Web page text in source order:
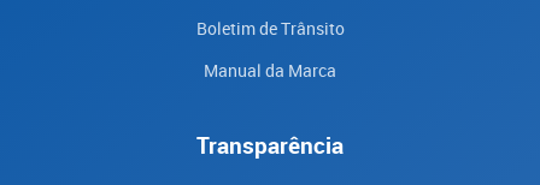
Boletim de Trânsito
Manual da Marca
Transparência